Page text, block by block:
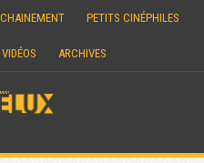
PETITS CINÉPHILES
VIDÉOS ARCHIVES